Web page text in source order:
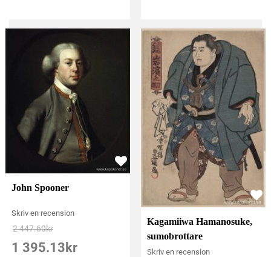
John Spooner
Skriv en recension
2 447.60kr
1 395.13 kr
Kagamiiwa Hamanosuke,
sumobrottare
Skriv en recension